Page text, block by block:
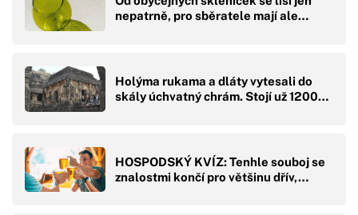
nepatrně, pro sběratele mají ale…
Holýma rukama a dláty vytesali do
skály úchvatný chrám. Stojí už 1200…
HOSPODSKÝ KVÍZ: Tenhle souboj se
znalostmi končí pro většinu dřív,…